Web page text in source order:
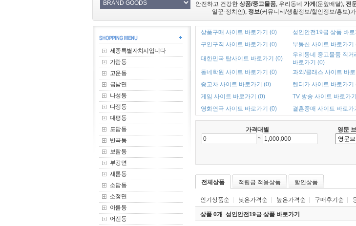
안전하고 건강한 상품/중고물품, 우리동네 가게 (문앞배달), 전
일꾼-정치인), 정보(커뮤니티/생활정보/할인정보/홍보)
세종특별자치시입니다
가람동
고운동
금남면
나성동
다정동
대평동
도담동
반곡동
보람동
부강면
새롬동
소담동
소정면
아름동
어진동
상품구매 사이트 바로가기 (0) 성인안전19금 상품 바
구인구직 사이트 바로가기 (0)
부동산 사이트 바로가기
대한민국 탑사이트 바로가기 (0)
우리동네 중고물품 직거
바로가기 (0)
동네학원 사이트 바로가기 (0)
과외/클래스 사이트 바
중고차 사이트 바로가기 (0)
렌터카 사이트 바로가기
게임 사이트 바로가기 (0)
TV 방송 사이트 바로가
영화연극 사이트 바로가기 (0)
결혼중매 사이트 바로가
가격대별 영문
~
전체상품 적립금 적용상품 할인상품
인기상품순 낮은가격순 높은가격순 구매후기순
상품 0개 성인안전19금 상품 바로가기